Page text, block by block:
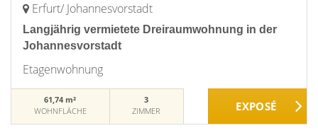
Erfurt/ Johannesvorstadt
Langjährig vermietete Dreiraumwohnung in der
Johannesvorstadt
Etagenwohnung
61,74 m²
WOHNFLÄCHE
3
ZIMMER